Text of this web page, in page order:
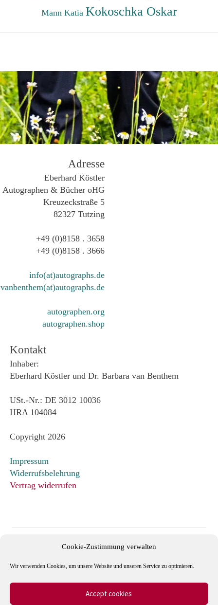
Cookie-Zustimmung verwalten
Wir verwenden Cookies, um unsere Website und unseren Service zu optimieren.
Accept cookies
Mann Katia Kokoschka Oskar
Adresse
Eberhard Köstler
Autographen & Bücher oHG
Kreuzeckstraße 5
82327 Tutzing
+49 (0)8158 . 3658
+49 (0)8158 . 3666
info(at)autographs.de
vanbenthem(at)autographs.de
autographen.org
autographen.shop
Kontakt
Inhaber:
Eberhard Köstler und Dr. Barbara van Benthem
USt.-Nr.: DE 3012 10036
HRA 104084
Copyright 2026
Impressum
Widerrufsbelehrung
Vertrag widerrufen